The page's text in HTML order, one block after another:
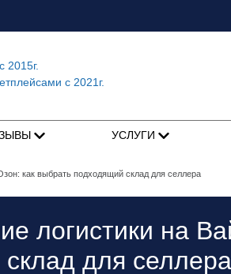
2015г.
с 2021г.
УСЛУГИ
как выбрать подходящий склад для селлера
логистики на
для